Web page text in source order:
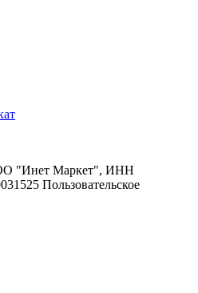
"Инет Маркет", ИНН
Пользовательское